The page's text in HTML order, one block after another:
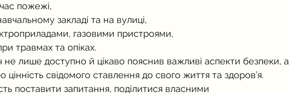
пожежі,
закладі та на вулиці,
газовими пристроями,
травмах та опіках.
лише доступно й цікаво пояснив важливі аспекти безпеки, а
цінність свідомого ставлення до свого життя та здоров’я.
поставити запитання, поділитися власними